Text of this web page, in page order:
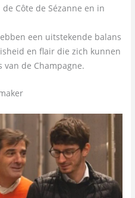
Côte de Sézanne en in
een uitstekende balans
en flair die zich kunnen
de Champagne.